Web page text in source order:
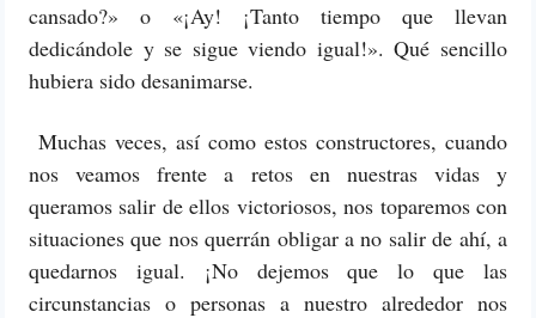
cansado?» o «¡Ay! ¡Tanto tiempo que llevan
dedicándole y se sigue viendo igual!». Qué sencillo
hubiera sido desanimarse.
Muchas veces, así como estos constructores, cuando
nos veamos frente a retos en nuestras vidas y
queramos salir de ellos victoriosos, nos toparemos con
situaciones que nos querrán obligar a no salir de ahí, a
quedarnos igual. ¡No dejemos que lo que las
circunstancias o personas a nuestro alrededor nos